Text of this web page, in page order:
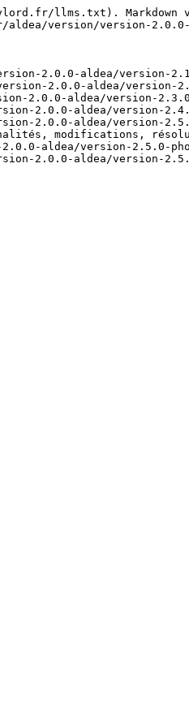
llms.txt). Markdown
version/version-2.0.0-
2.0.0-aldea/version-
2.0.0-aldea/version-
2.0.0-aldea/version-2.3.0-
2.0.0-aldea/version-
2.0.0-aldea/version-
modifications,
aldea/version-2.5.0-